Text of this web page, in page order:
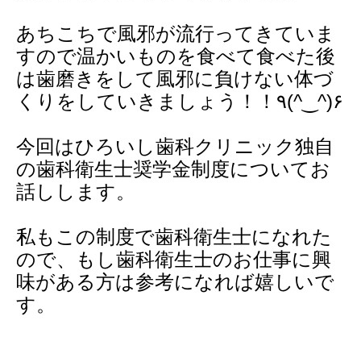
あちこちで風邪が流行ってきていま
すので温かいものを食べて食べた後
は歯磨きをして風邪に負けない体づ
くりをしていきましょう！！٩(^‿^)۶
今回はひろいし歯科クリニック独自
の歯科衛生士奨学金制度についてお
話しします。
私もこの制度で歯科衛生士になれた
ので、もし歯科衛生士のお仕事に興
味がある方は参考になれば嬉しいで
す。